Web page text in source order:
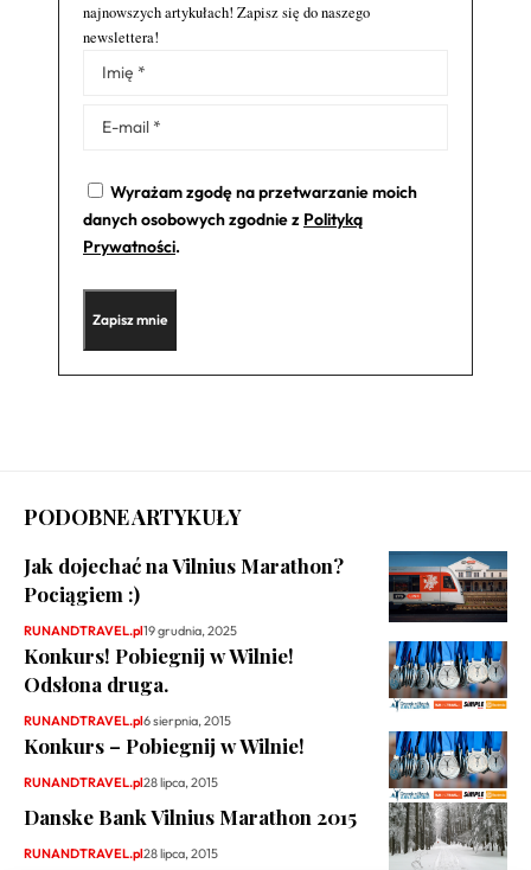
najnowszych artykułach! Zapisz się do naszego
newslettera!
Wyrażam zgodę na przetwarzanie moich
danych osobowych zgodnie z Polityką
Prywatności.
Alternative:
PODOBNE ARTYKUŁY
Jak dojechać na Vilnius Marathon?
Pociągiem :)
RUNANDTRAVEL.pl19 grudnia, 2025
Konkurs! Pobiegnij w Wilnie!
Odsłona druga.
RUNANDTRAVEL.pl6 sierpnia, 2015
Konkurs – Pobiegnij w Wilnie!
RUNANDTRAVEL.pl28 lipca, 2015
Danske Bank Vilnius Marathon 2015
RUNANDTRAVEL.pl28 lipca, 2015